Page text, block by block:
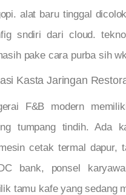
alat baru tinggal
sndiri dari cloud.
pake cara purba sih
Kasta Jaringan
F&B modern
tumpang tindih. Ada
cetak termal dapur,
bank, ponsel
tamu kafe yang sedang